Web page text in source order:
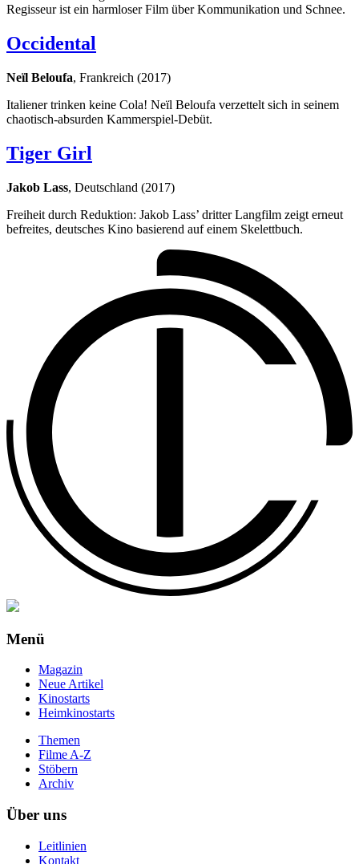
Regisseur ist ein harmloser Film über Kommunikation und Schnee.
Occidental
Neïl Beloufa, Frankreich (2017)
Italiener trinken keine Cola! Neïl Beloufa verzettelt sich in seinem
chaotisch-absurden Kammerspiel-Debüt.
Tiger Girl
Jakob Lass, Deutschland (2017)
Freiheit durch Reduktion: Jakob Lass’ dritter Langfilm zeigt erneut
befreites, deutsches Kino basierend auf einem Skelettbuch.
Menü
Magazin
Neue Artikel
Kinostarts
Heimkinostarts
Themen
Filme A-Z
Stöbern
Archiv
Über uns
Leitlinien
Kontakt